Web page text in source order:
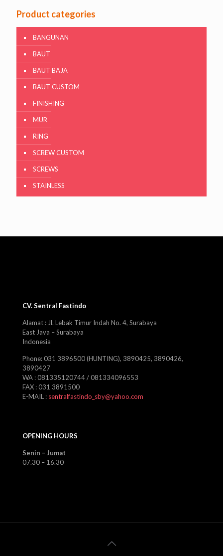
Product categories
BANGUNAN
BAUT
BAUT BAJA
BAUT CUSTOM
FINISHING
MUR
RING
SCREW CUSTOM
SCREWS
STAINLESS
CV. Sentral Fastindo
Alamat : Jl. Lebak Timur Indah No. 4, Surabaya
East Java – Surabaya
Indonesia
Phone: 031 3896500 (HUNTING), 3890425, 3890426,
3890427
WA : 081335120744 / 081334096553
FAX : 031 3891500
E-MAIL : sentralfastindo_sby@yahoo.com
OPENING HOURS
Senin – Jumat
07.30 – 16.30